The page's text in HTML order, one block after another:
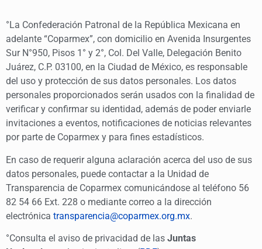
°La Confederación Patronal de la República Mexicana en
adelante “Coparmex”, con domicilio en Avenida Insurgentes
Sur N°950, Pisos 1° y 2°, Col. Del Valle, Delegación Benito
Juárez, C.P. 03100, en la Ciudad de México, es responsable
del uso y protección de sus datos personales. Los datos
personales proporcionados serán usados con la finalidad de
verificar y confirmar su identidad, además de poder enviarle
invitaciones a eventos, notificaciones de noticias relevantes
por parte de Coparmex y para fines estadísticos.
En caso de requerir alguna aclaración acerca del uso de sus
datos personales, puede contactar a la Unidad de
Transparencia de Coparmex comunicándose al teléfono 56
82 54 66 Ext. 228 o mediante correo a la dirección
electrónica transparencia@coparmex.org.mx.
°Consulta el aviso de privacidad de las Juntas